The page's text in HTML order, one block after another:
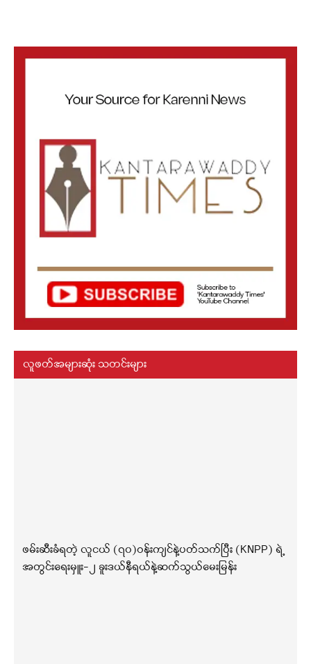
လူဖတ်အများဆုံး သတင်းများ
ဖမ်းဆီးခံရတဲ့ လူငယ် (၇၀)ဝန်းကျင်နဲ့ပတ်သက်ပြီး (KNPP) ရဲ့
အတွင်းရေးမှူး-၂ ခူးဒယ်နီရယ်နဲ့ဆက်သွယ်မေးမြန်း